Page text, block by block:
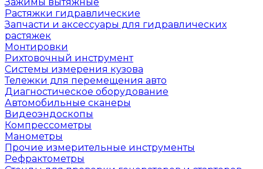
Растяжки гидравлические
Запчасти и аксессуары для гидравлических
растяжек
Монтировки
Рихтовочный инструмент
Системы измерения кузова
Тележки для перемещения авто
Диагностическое оборудование
Автомобильные сканеры
Видеоэндоскопы
Компрессометры
Манометры
Прочие измерительные инструменты
Рефрактометры